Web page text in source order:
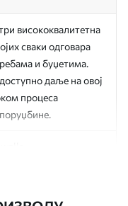
висококвалитетна
сваки одговара
и буџетима.
даље на овој
процеса